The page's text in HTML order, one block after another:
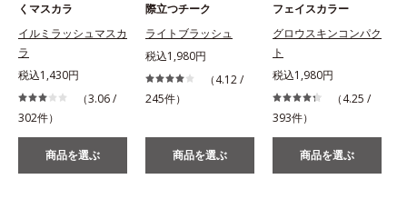
くマスカラ
イルミラッシュマスカ
ラ
税込1,430円
（3.06 /
302件）
商品を選ぶ
際立つチーク
ライトブラッシュ
税込1,980円
（4.12 /
245件）
商品を選ぶ
フェイスカラー
グロウスキンコンパク
ト
税込1,980円
（4.25 /
393件）
商品を選ぶ